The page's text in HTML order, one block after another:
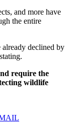
and more have
the entire
declined by
require the
wildlife